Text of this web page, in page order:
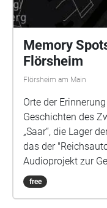
Memory
Flörsheim
Flörsheim am Main
Orte der
Geschichten des
„Saar“, die Lager
das der
Audioprojekt zur
Flörsheim am
Komposition
free